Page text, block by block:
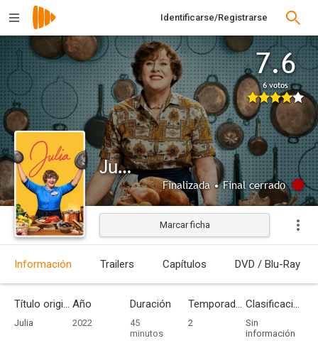
Identificarse/Registrarse
7.6
6 votos
Julia
Finalizada • Final cerrado
Marcar ficha
Información Trailers Capítulos DVD / Blu-Ray
Título original
Julia
Año
2022
Duración
45
minutos
Temporadas
2
Clasificación por edades
Sin
información